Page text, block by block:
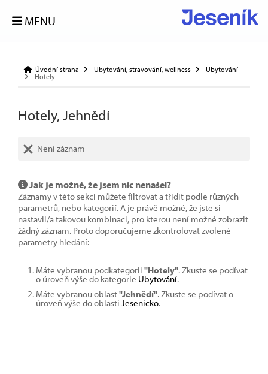
MENU
Úvodní strana Ubytování, stravování, wellness
Ubytování
Hotely
Hotely, Jehnědí
Není záznam
Jak je možné, že jsem nic nenašel?
Záznamy v této sekci můžete filtrovat a třídit podle různých
parametrů, nebo kategorií. A je právě možné, že jste si
nastavil/a takovou kombinaci, pro kterou není možné zobrazit
žádný záznam. Proto doporučujeme zkontrolovat zvolené
parametry hledání:
Máte vybranou podkategorii "Hotely". Zkuste se podívat
o úroveň výše do kategorie Ubytování.
Máte vybranou oblast"Jehnědí". Zkuste se podívat o
úroveň výše do oblasti Jesenicko.